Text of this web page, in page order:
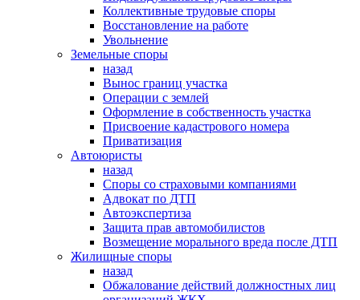
Коллективные трудовые споры
Восстановление на работе
Увольнение
Земельные споры
назад
Вынос границ участка
Операции с землей
Оформление в собственность участка
Присвоение кадастрового номера
Приватизация
Автоюристы
назад
Споры со страховыми компаниями
Адвокат по ДТП
Автоэкспертиза
Защита прав автомобилистов
Возмещение морального вреда после ДТП
Жилищные споры
назад
Обжалование действий должностных лиц